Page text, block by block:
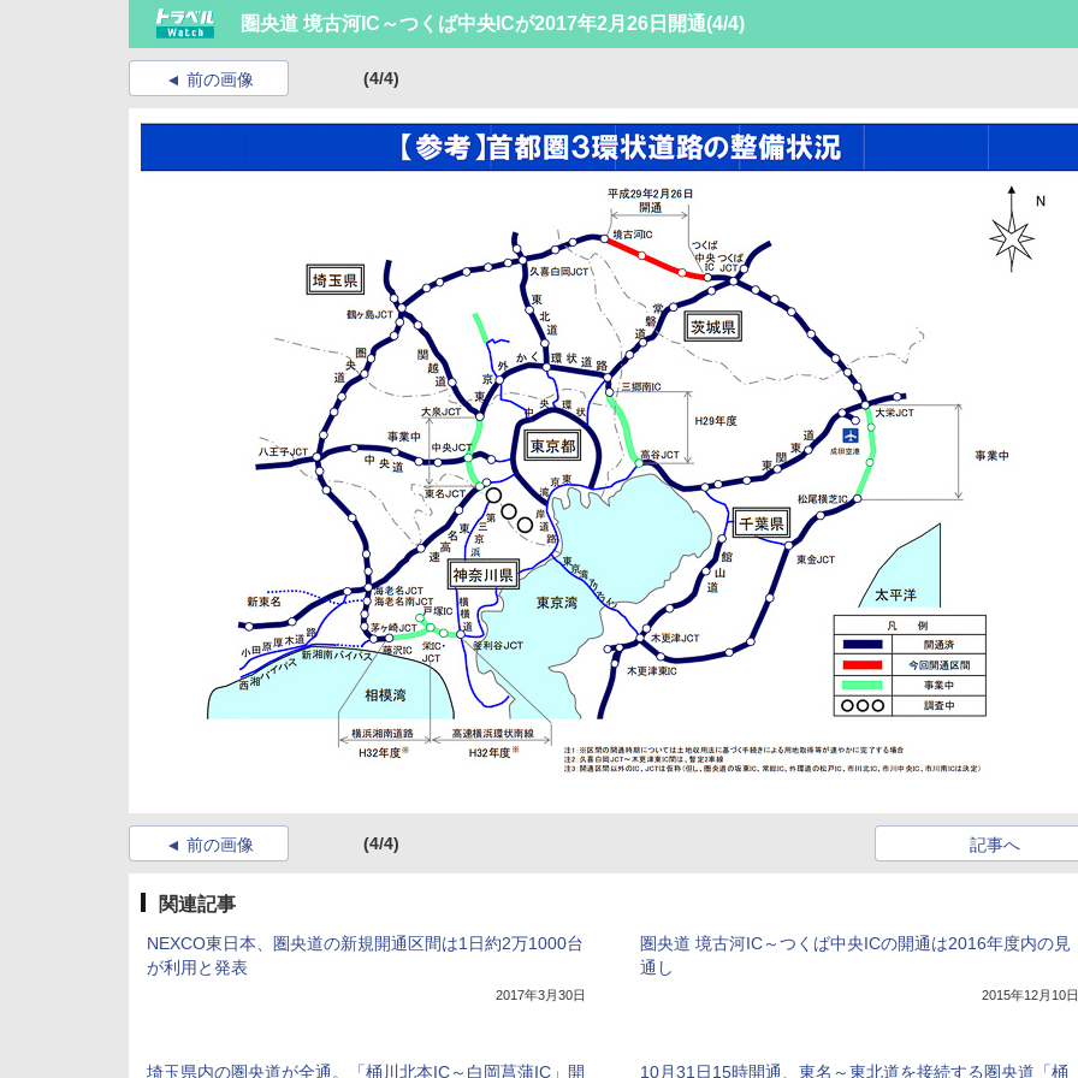
圏央道 境古河IC～つくば中央ICが2017年2月26日開通(4/4)
前の画像 (4/4)
前の画像 (4/4) 記事へ
関連記事
NEXCO東日本、圏央道の新規開通区間は1日約2万1000台
が利用と発表
2017年3月30日
圏央道 境古河IC～つくば中央ICの開通は2016年度内の見
通し
2015年12月10日
埼玉県内の圏央道が全通。「桶川北本IC～白岡菖蒲IC」開 10月31日15時開通、東名～東北道を接続する圏央道「桶